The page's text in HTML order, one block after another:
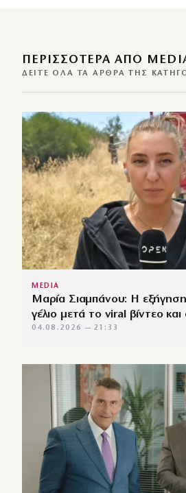
ΠΕΡΙΣΣΌΤΕΡΑ ΑΠΌ
ΔΕΊΤΕ ΌΛΑ ΤΑ ΆΡΘΡΑ ΤΗΣ
MEDIA
Μαρία Σιαμπάνου: Η εξήγηση
γέλιο μετά το viral βίντεο και
04.08.2026 — 21:33